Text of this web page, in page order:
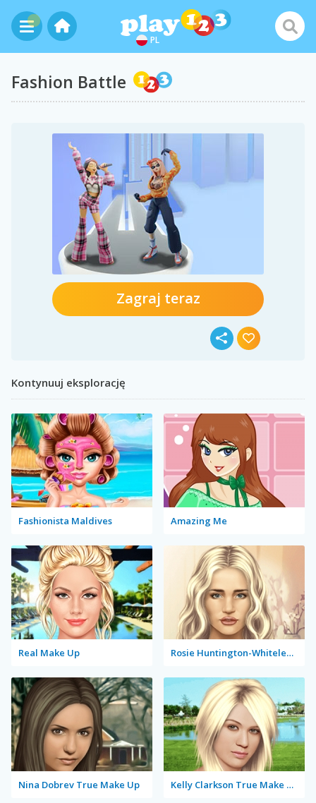
PL
Fashion Battle
Zagraj teraz
Kontynuuj eksplorację
Fashionista Maldives Amazing Me
Real Make Up Rosie Huntington-Whiteley True Make Up
Nina Dobrev True Make Up Kelly Clarkson True Make Up